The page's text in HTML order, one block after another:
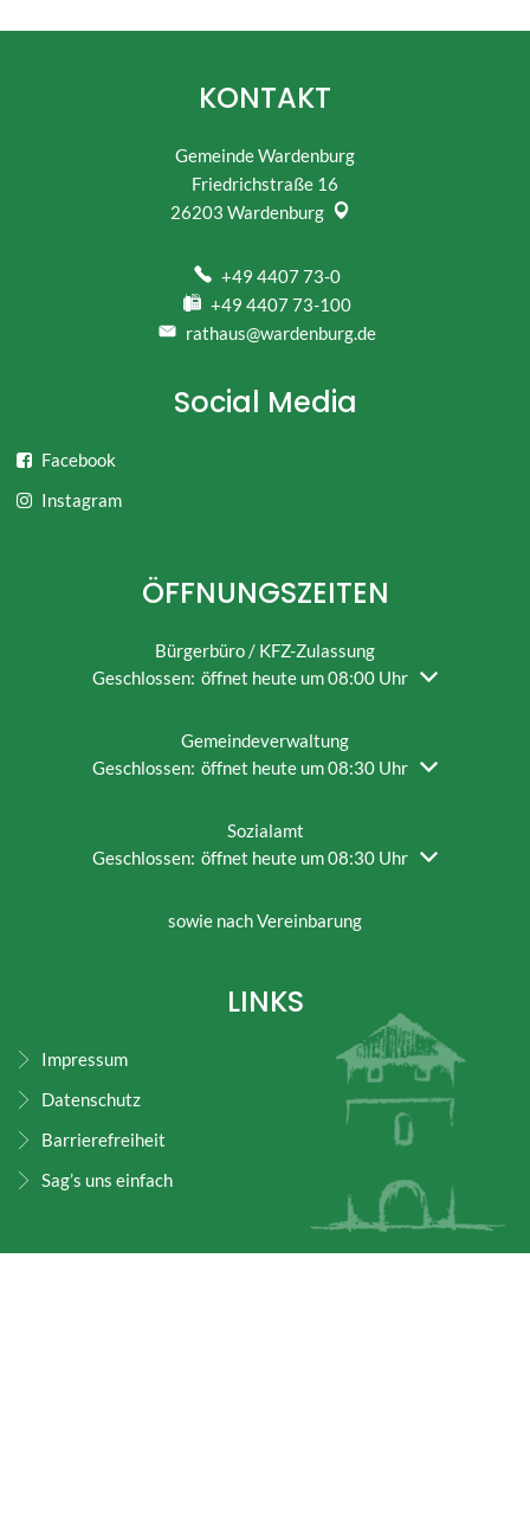
KONTAKT
Gemeinde Wardenburg
Friedrichstraße 16
26203 Wardenburg
+49 4407 73-0
+49 4407 73-100
rathaus@wardenburg.de
Social Media
Facebook
Instagram
ÖFFNUNGSZEITEN
Bürgerbüro / KFZ-Zulassung
Klicken, um weitere Öffnungs- oder Schließzeiten
Geschlossen: öffnet heute um 08:00 Uhr
Gemeindeverwaltung
Klicken, um weitere Öffnungs- oder Schließzeiten
Geschlossen: öffnet heute um 08:30 Uhr
Sozialamt
Klicken, um weitere Öffnungs- oder Schließzeiten
Geschlossen: öffnet heute um 08:30 Uhr
sowie nach Vereinbarung
LINKS
Impressum
Datenschutz
Barrierefreiheit
Sag’s uns einfach